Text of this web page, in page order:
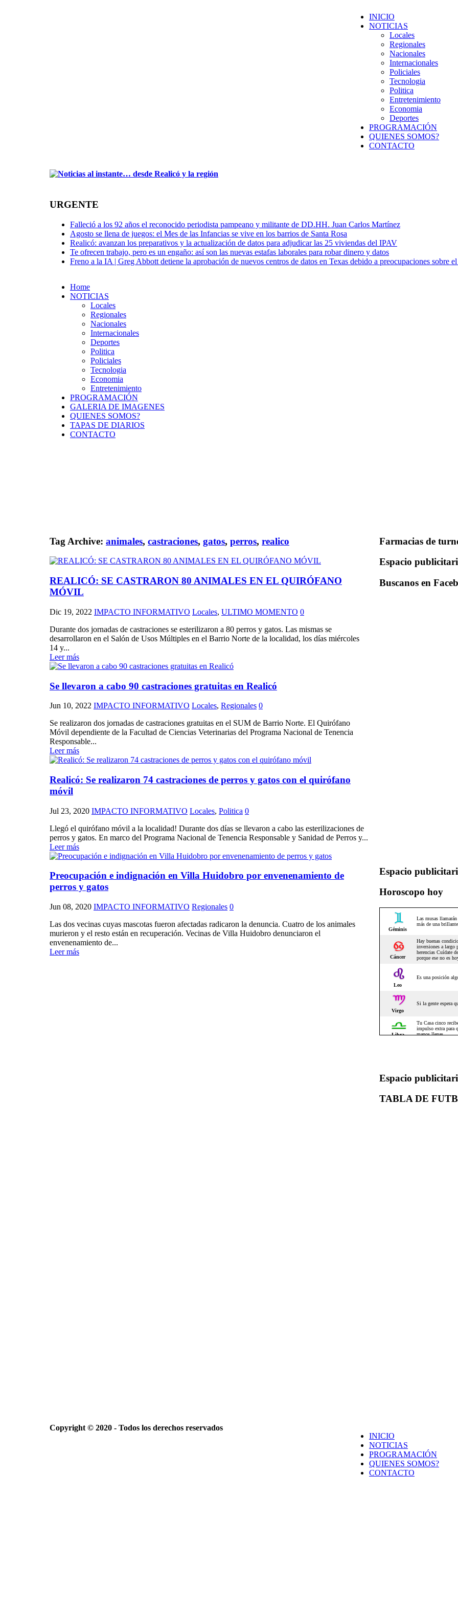
INICIO
NOTICIAS
Locales
Regionales
Nacionales
Internacionales
Policiales
Tecnologia
Politica
Entretenimiento
Economia
Deportes
PROGRAMACIÓN
QUIENES SOMOS?
CONTACTO
URGENTE
Falleció a los 92 años el reconocido periodista pampeano y militante de DD.HH. Juan Carlos Martínez
Agosto se llena de juegos: el Mes de las Infancias se vive en los barrios de Santa Rosa
Realicó: avanzan los preparativos y la actualización de datos para adjudicar las 25 viviendas del IPAV
Te ofrecen trabajo, pero es un engaño: así son las nuevas estafas laborales para robar dinero y datos
Freno a la IA | Greg Abbott detiene la aprobación de nuevos centros de datos en Texas debido a preocupaciones sobre
Home
NOTICIAS
Locales
Regionales
Nacionales
Internacionales
Deportes
Politica
Policiales
Tecnologia
Economia
Entretenimiento
PROGRAMACIÓN
GALERIA DE IMAGENES
QUIENES SOMOS?
TAPAS DE DIARIOS
CONTACTO
Tag Archive: animales, castraciones, gatos, perros, realico
REALICÓ: SE CASTRARON 80 ANIMALES EN EL QUIRÓFANO
MÓVIL
Dic 19, 2022 IMPACTO INFORMATIVO Locales, ULTIMO MOMENTO 0
Durante dos jornadas de castraciones se esterilizaron a 80 perros y gatos. Las mismas se
desarrollaron en el Salón de Usos Múltiples en el Barrio Norte de la localidad, los días miércoles
14 y...
Leer más
Se llevaron a cabo 90 castraciones gratuitas en Realicó
Jun 10, 2022 IMPACTO INFORMATIVO Locales, Regionales 0
Se realizaron dos jornadas de castraciones gratuitas en el SUM de Barrio Norte. El Quirófano
Móvil dependiente de la Facultad de Ciencias Veterinarias del Programa Nacional de Tenencia
Responsable...
Leer más
Realicó: Se realizaron 74 castraciones de perros y gatos con el quirófano
móvil
Jul 23, 2020 IMPACTO INFORMATIVO Locales, Politica 0
Llegó el quirófano móvil a la localidad! Durante dos días se llevaron a cabo las esterilizaciones de
perros y gatos. En marco del Programa Nacional de Tenencia Responsable y Sanidad de Perros y...
Leer más
Preocupación e indignación en Villa Huidobro por envenenamiento de
perros y gatos
Jun 08, 2020 IMPACTO INFORMATIVO Regionales 0
Las dos vecinas cuyas mascotas fueron afectadas radicaron la denuncia. Cuatro de los animales
murieron y el resto están en recuperación. Vecinas de Villa Huidobro denunciaron el
envenenamiento de...
Leer más
Farmacias de
Espacio
Buscanos en
Espacio
Horoscopo hoy
Espacio
TABLA DE
Copyright © 2020 - Todos los derechos reservados
INICIO
NOTICIAS
PROGRAMACIÓN
QUIENES SOMOS?
CONTACTO